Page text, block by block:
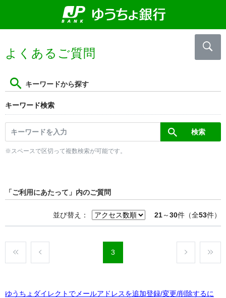
よくあるご質問
キーワードから探す
キーワード検索
※スペースで区切って複数検索が可能です。
「ご利用にあたって」内のご質問
並び替え： 21～30件（全53件）
3
ゆうちょダイレクトでメールアドレスを追加登録/変更/削除するに